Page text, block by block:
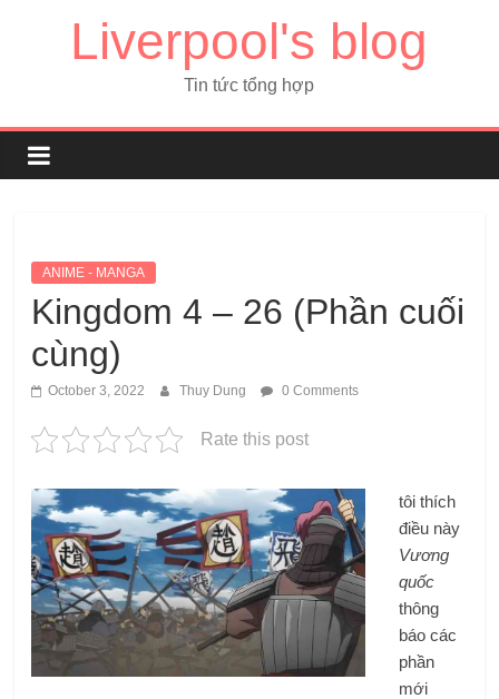
Liverpool's blog
Tin tức tổng hợp
ANIME - MANGA
Kingdom 4 – 26 (Phần cuối
cùng)
October 3, 2022 Thuy Dung 0 Comments
Rate this post
tôi thích
điều này
Vương
quốc
thông
báo các
phần
mới